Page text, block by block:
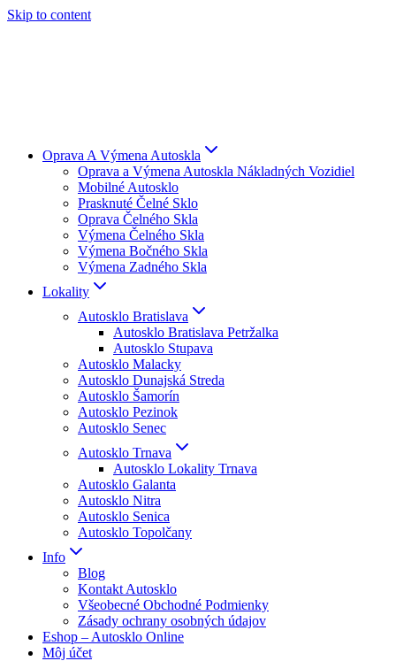
Skip to content
Oprava A Výmena Autoskla
Oprava a Výmena Autoskla Nákladných Vozidiel
Mobilné Autosklo
Prasknuté Čelné Sklo
Oprava Čelného Skla
Výmena Čelného Skla
Výmena Bočného Skla
Výmena Zadného Skla
Lokality
Autosklo Bratislava
Autosklo Bratislava Petržalka
Autosklo Stupava
Autosklo Malacky
Autosklo Dunajská Streda
Autosklo Šamorín
Autosklo Pezinok
Autosklo Senec
Autosklo Trnava
Autosklo Lokality Trnava
Autosklo Galanta
Autosklo Nitra
Autosklo Senica
Autosklo Topolčany
Info
Blog
Kontakt Autosklo
Všeobecné Obchodné Podmienky
Zásady ochrany osobných údajov
Eshop – Autosklo Online
Môj účet